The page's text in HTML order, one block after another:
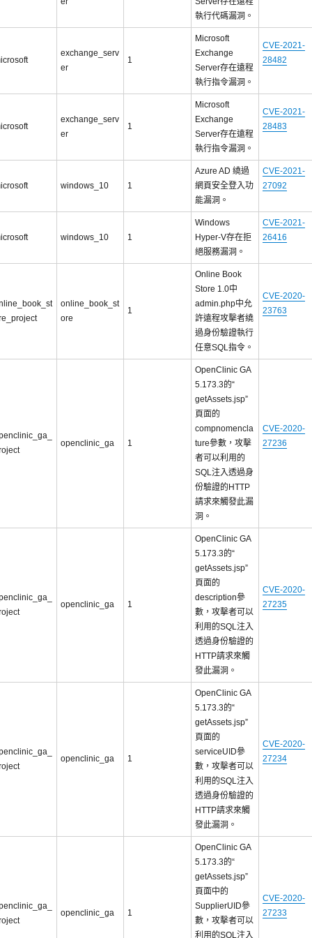
執行代碼漏洞。
exchange_serv
er
1
Microsoft
Exchange
Server存在遠程
執行指令漏洞。
CVE-2021-
28482
exchange_serv
er
1
Microsoft
Exchange
Server存在遠程
執行指令漏洞。
CVE-2021-
28483
windows_10 1
Azure AD 繞過
網頁安全登入功
能漏洞。
CVE-2021-
27092
windows_10 1
Windows
Hyper-V存在拒
絕服務漏洞。
CVE-2021-
26416
online_book_st
ore
1
Online Book
Store 1.0中
admin.php中允
許遠程攻擊者繞
過身份驗證執行
任意SQL指令。
CVE-2020-
23763
openclinic_ga 1
OpenClinic GA
5.173.3的“
getAssets.jsp”
頁面的
compnomencla
ture參數，攻擊
者可以利用的
SQL注入透過身
份驗證的HTTP
請求來觸發此漏
洞。
CVE-2020-
27236
openclinic_ga 1
OpenClinic GA
5.173.3的“
getAssets.jsp”
頁面的
description參
數，攻擊者可以
利用的SQL注入
透過身份驗證的
HTTP請求來觸
發此漏洞。
CVE-2020-
27235
openclinic_ga 1
OpenClinic GA
5.173.3的“
getAssets.jsp”
頁面的
serviceUID參
數，攻擊者可以
利用的SQL注入
透過身份驗證的
HTTP請求來觸
發此漏洞。
CVE-2020-
27234
openclinic_ga 1
OpenClinic GA
5.173.3的“
getAssets.jsp”
頁面中的
SupplierUID參
數，攻擊者可以
利用的SQL注入
CVE-2020-
27233